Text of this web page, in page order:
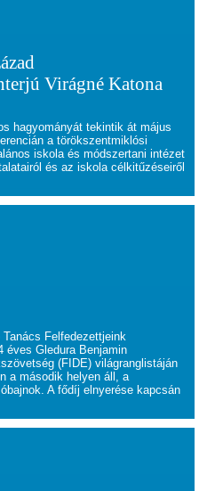
Virágné Katona
hagyományát tekintik át május
a törökszentmiklósi
iskola és módszertani intézet
és az iskola célkitűzéseiről
Felfedezettjeink
éves Gledura Benjamin
(FIDE) világranglistáján
a második helyen áll, a
A fődíj elnyerése kapcsán